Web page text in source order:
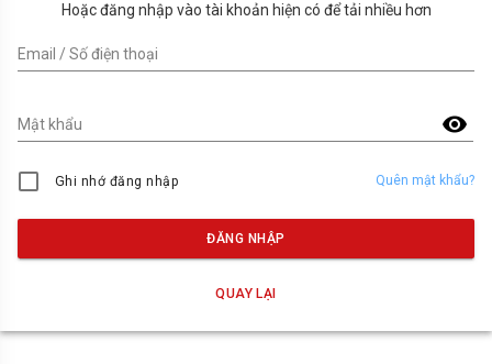
Hoặc đăng nhập vào tài khoản hiện có để tải nhiều hơn
Email / Số điện thoại
visibility
Mật khẩu
Ghi nhớ đăng nhập Quên mật khẩu?
ĐĂNG NHẬP
QUAY LẠI